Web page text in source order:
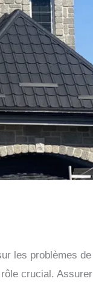
les problèmes de
crucial. Assurer